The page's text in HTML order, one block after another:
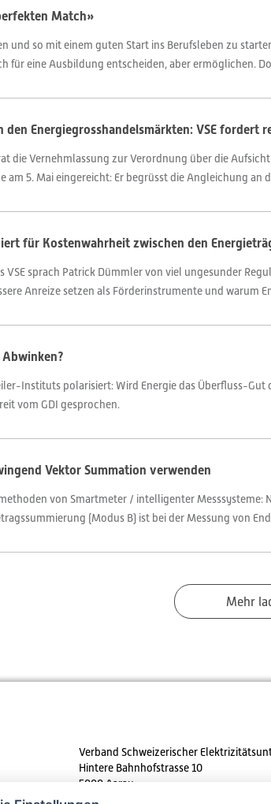
Match»
und so mit einem guten Start ins Berufsleben zu
für eine Ausbildung entscheiden, aber ermöglichen.
Energiegrosshandelsmärkten: VSE fordert
die Vernehmlassung zur Verordnung über die
am 5. Mai eingereicht: Er begrüsst die Angleichung
für Kostenwahrheit zwischen den
VSE sprach Patrick Dümmler von viel ungesunder
Anreize setzen als Förderinstrumente und warum
Instituts polarisiert: Wird Energie das Überfluss-
vom GDI gesprochen.
Vektor Summation verwenden
von Smartmeter / intelligenter
(Modus B) ist bei der Messung von
Mehr
Verband Schweizerischer
Hintere Bahnhofstrasse 10
5000 Aarau